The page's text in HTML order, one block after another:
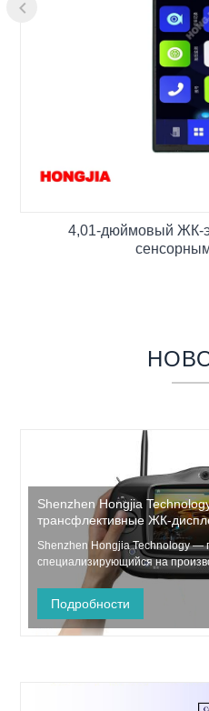
4,01-дюймовый ЖК-
Shenzhen Hongjia
трансфлективные ЖК-
Shenzhen Hongjia Technology —
специализирующийся на
модулей, принимающий
трансфлективный ЖК-дисплей,
трансфлективный ЖК-дисплей,
Подробности